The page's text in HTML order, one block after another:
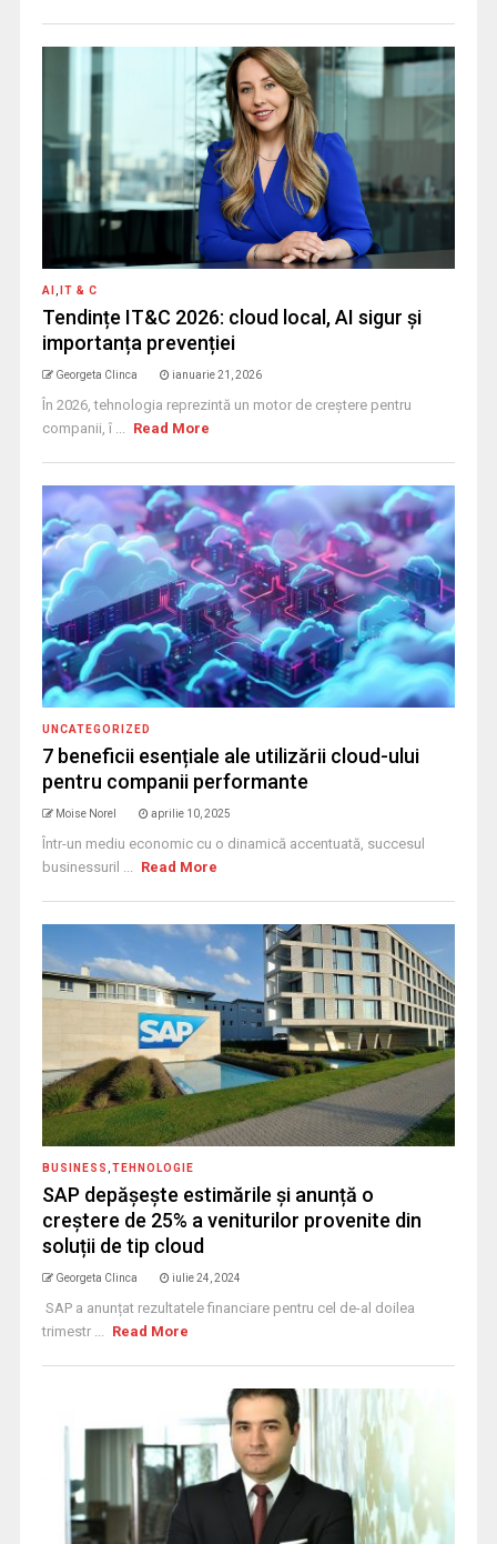
AI IT & C
Tendințe IT&C 2026: cloud local, AI sigur și
importanța prevenției
Georgeta Clinca ianuarie 21, 2026
În 2026, tehnologia reprezintă un motor de creștere pentru
companii, î ... Read More
UNCATEGORIZED
7 beneficii esențiale ale utilizării cloud-ului
pentru companii performante
Moise Norel aprilie 10, 2025
Într-un mediu economic cu o dinamică accentuată, succesul
businessuril ... Read More
BUSINESS TEHNOLOGIE
SAP depășește estimările și anunță o
creștere de 25% a veniturilor provenite din
soluții de tip cloud
Georgeta Clinca iulie 24, 2024
SAP a anunțat rezultatele financiare pentru cel de-al doilea
trimestr ... Read More